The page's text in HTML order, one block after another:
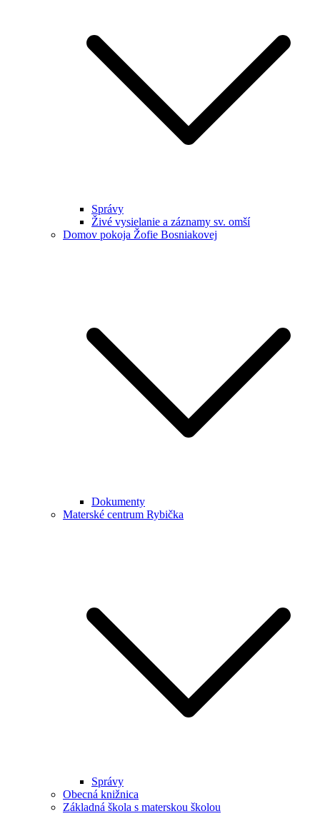
Správy
Živé vysielanie a záznamy sv. omší
Domov pokoja Žofie Bosniakovej
Dokumenty
Materské centrum Rybička
Správy
Obecná knižnica
Základná škola s materskou školou